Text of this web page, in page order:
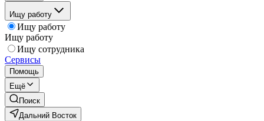
Ищу работу
Ищу работу
Ищу работу
Ищу сотрудника
Сервисы
Помощь
Ещё
Поиск
Дальний Восток